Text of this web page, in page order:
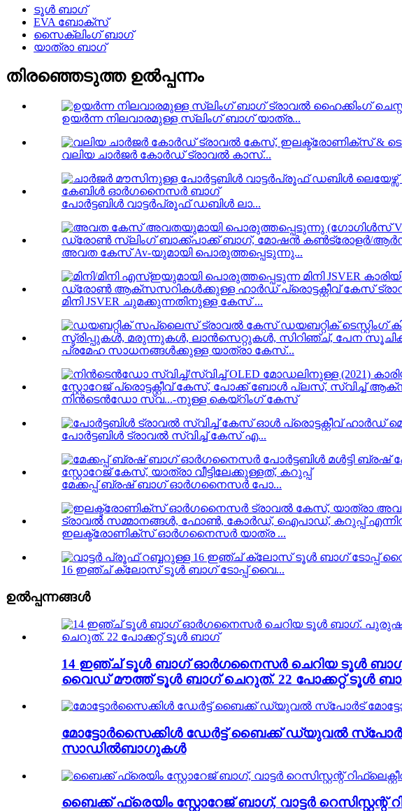
ടൂൾ ബാഗ്
EVA ബോക്സ്
സൈക്ലിംഗ് ബാഗ്
യാത്രാ ബാഗ്
തിരഞ്ഞെടുത്ത ഉൽപ്പന്നം
ഉയർന്ന നിലവാരമുള്ള സ്ലിംഗ് ബാഗ് യാത്ര...
വലിയ ചാർജർ കോർഡ് ട്രാവൽ കാസ്...
പോർട്ടബിൾ വാട്ടർപ്രൂഫ് ഡബിൾ ലാ...
അവത കേസ് Av-യുമായി പൊരുത്തപ്പെടുന്നു...
മിനി JSVER ചുമക്കുന്നതിനുള്ള കേസ് ...
പ്രമേഹ സാധനങ്ങൾക്കുള്ള യാത്രാ കേസ്...
നിൻടെൻഡോ സ്വ...-നുള്ള കെയ്‌റിംഗ് കേസ്
പോർട്ടബിൾ ട്രാവൽ സ്വിച്ച് കേസ് എ...
മേക്കപ്പ് ബ്രഷ് ബാഗ് ഓർഗനൈസർ പോ...
ഇലക്ട്രോണിക്സ് ഓർഗനൈസർ യാത്ര ...
16 ഇഞ്ച് ക്ലോസ് ടൂൾ ബാഗ് ടോപ്പ് വൈ...
ഉൽപ്പന്നങ്ങൾ
14 ഇഞ്ച് ടൂൾ ബാഗ് ഓർഗനൈസർ ചെറിയ ടൂൾ ബാഗ്.
വൈഡ് മൗത്ത് ടൂൾ ബാഗ് ചെറുത്. 22 പോക്കറ്റ് ടൂൾ
മോട്ടോർസൈക്കിൾ ഡേർട്ട് ബൈക്ക് ഡ്യുവൽ സ്‌പോർട്
സാഡിൽബാഗുകൾ
ബൈക്ക് ഫ്രെയിം സ്റ്റോറേജ് ബാഗ്, വാട്ടർ റെസിസ്റ്റന്റ്